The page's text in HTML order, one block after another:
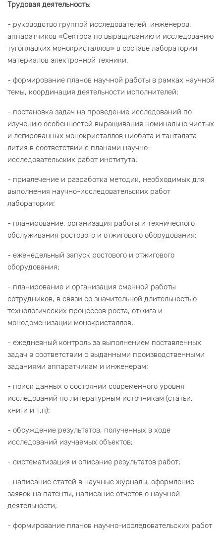
Трудовая деятельность:
- руководство группой исследователей, инженеров,
аппаратчиков «Сектора по выращиванию и исследованию
тугоплавких монокристаллов» в составе лаборатории
материалов электронной техники.
- формирование планов научной работы в рамках научной
темы, координация деятельности исполнителей;
- постановка задач на проведение исследований по
изучению особенностей выращивания номинально чистых
и легированных монокристаллов ниобата и танталата
лития в соответствии с планами научно-
исследовательских работ института;
- привлечение и разработка методик, необходимых для
выполнения научно-исследовательских работ
лаборатории;
- планирование, организация работы и технического
обслуживания ростового и отжигового оборудования;
- еженедельный запуск ростового и отжигового
оборудования;
- планирование и организация сменной работы
сотрудников, в связи со значительной длительностью
технологических процессов роста, отжига и
монодоменизации монокристаллов;
- ежедневный контроль за выполнением поставленных
задач в соответствии с выданными производственными
заданиями аппаратчикам и инженерам;
- поиск данных о состоянии современного уровня
исследований по литературным источникам (статьи,
книги и т.п);
- обсуждение результатов, полученных в ходе
исследований изучаемых объектов;
- систематизация и описание результатов работ;
- написание статей в научные журналы, оформление
заявок на патенты, написание отчётов о научной
деятельности;
- формирование планов научно-исследовательских работ